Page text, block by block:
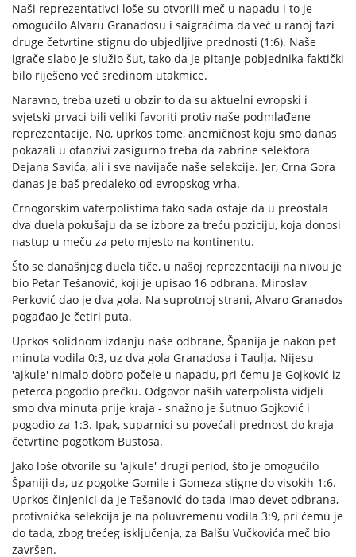
Naši reprezentativci loše su otvorili meč u napadu i to je
omogućilo Alvaru Granadosu i saigračima da već u ranoj fazi
druge četvrtine stignu do ubjedljive prednosti (1:6). Naše
igrače slabo je služio šut, tako da je pitanje pobjednika faktički
bilo riješeno već sredinom utakmice.
Naravno, treba uzeti u obzir to da su aktuelni evropski i
svjetski prvaci bili veliki favoriti protiv naše podmlađene
reprezentacije. No, uprkos tome, anemičnost koju smo danas
pokazali u ofanzivi zasigurno treba da zabrine selektora
Dejana Savića, ali i sve navijače naše selekcije. Jer, Crna Gora
danas je baš predaleko od evropskog vrha.
Crnogorskim vaterpolistima tako sada ostaje da u preostala
dva duela pokušaju da se izbore za treću poziciju, koja donosi
nastup u meču za peto mjesto na kontinentu.
Što se današnjeg duela tiče, u našoj reprezentaciji na nivou je
bio Petar Tešanović, koji je upisao 16 odbrana. Miroslav
Perković dao je dva gola. Na suprotnoj strani, Alvaro Granados
pogađao je četiri puta.
Uprkos solidnom izdanju naše odbrane, Španija je nakon pet
minuta vodila 0:3, uz dva gola Granadosa i Taulja. Nijesu
'ajkule' nimalo dobro počele u napadu, pri čemu je Gojković iz
peterca pogodio prečku. Odgovor naših vaterpolista vidjeli
smo dva minuta prije kraja - snažno je šutnuo Gojković i
pogodio za 1:3. Ipak, suparnici su povećali prednost do kraja
četvrtine pogotkom Bustosa.
Jako loše otvorile su 'ajkule' drugi period, što je omogućilo
Španiji da, uz pogotke Gomile i Gomeza stigne do visokih 1:6.
Uprkos činjenici da je Tešanović do tada imao devet odbrana,
protivnička selekcija je na poluvremenu vodila 3:9, pri čemu je
do tada, zbog trećeg isključenja, za Balšu Vučkovića meč bio
završen.